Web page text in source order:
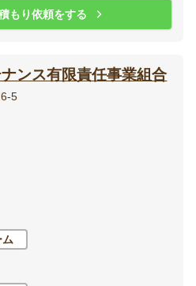
もり依頼をする
ンス有限責任事業組合
5